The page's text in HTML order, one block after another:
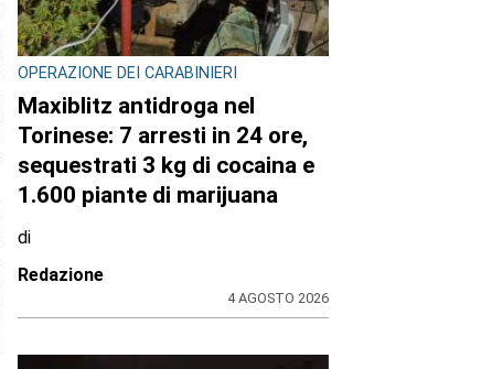
OPERAZIONE DEI CARABINIERI
Maxiblitz antidroga nel
Torinese: 7 arresti in 24 ore,
sequestrati 3 kg di cocaina e
1.600 piante di marijuana
di
Redazione
4 AGOSTO 2026